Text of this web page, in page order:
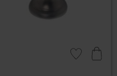
Lagre som